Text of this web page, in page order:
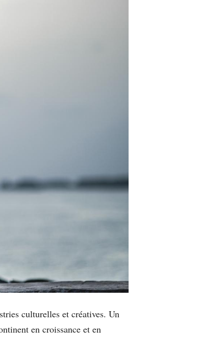
culturelles et créatives. Un
en croissance et en